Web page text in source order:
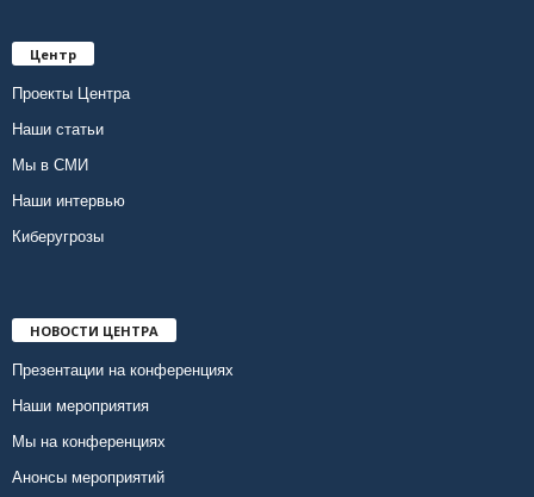
Центр
Проекты Центра
Наши статьи
Мы в СМИ
Наши интервью
Киберугрозы
НОВОСТИ ЦЕНТРА
Презентации на конференциях
Наши мероприятия
Мы на конференциях
Анонсы мероприятий